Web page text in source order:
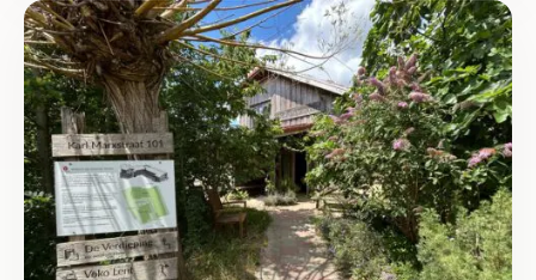
Lees meer over Cirkelstad Arnhem-Nijmegen: 10 jaar IEWAN